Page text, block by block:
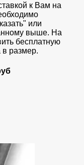
к Вам на
или
выше. На
бесплатную
в размер.